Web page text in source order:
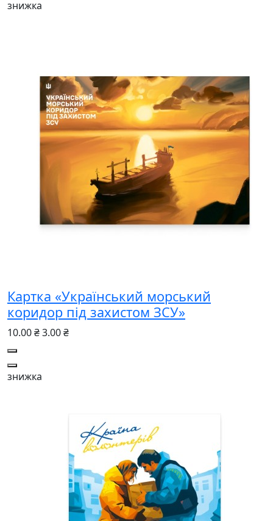
знижка
Картка «Український морський
коридор під захистом ЗСУ»
10.00 ₴3.00 ₴
знижка